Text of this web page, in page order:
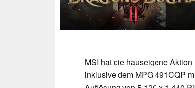
MSI hat die hauseigene
inklusive dem MPG 491CQP